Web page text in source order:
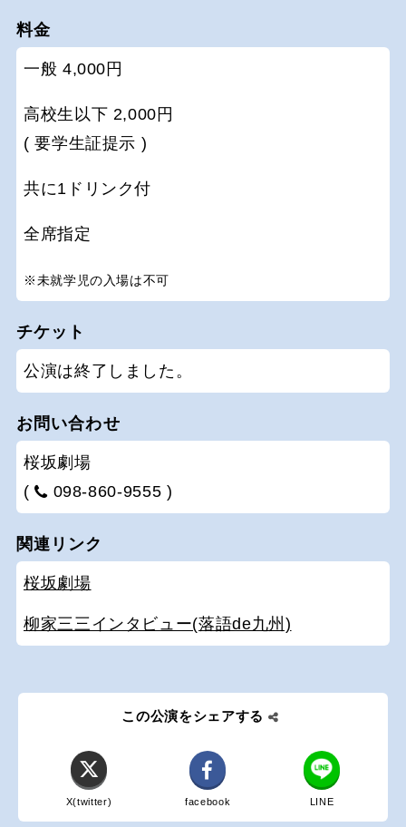
料金
一般 4,000円
高校生以下 2,000円
( 要学生証提示 )
共に1ドリンク付
全席指定
※未就学児の入場は不可
チケット
公演は終了しました。
お問い合わせ
桜坂劇場
(
098-860-9555 )
関連リンク
桜坂劇場
柳家三三インタビュー(落語de九州)
この公演をシェアする
X(twitter) facebook LINE